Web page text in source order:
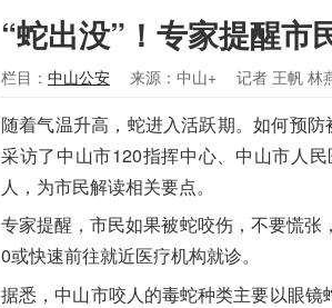
“蛇出没”！专家提醒市
栏目： 中山公安 来源：中山+ 记者 王帆 林
随着气温升高，蛇进入活跃期。如何预
采访了中山市120指挥中心、中山市人
人，为市民解读相关要点。
专家提醒，市民如果被蛇咬伤，不要慌
0或快速前往就近医疗机构就诊。
据悉，中山市咬人的毒蛇种类主要以眼